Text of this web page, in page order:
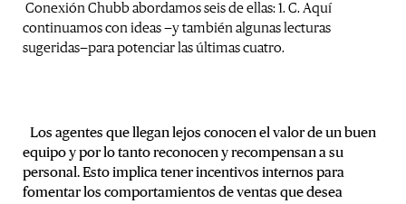
Conexión Chubb abordamos seis de ellas: 1. C. Aquí
continuamos con ideas —y también algunas lecturas
sugeridas—para potenciar las últimas cuatro.
Los agentes que llegan lejos conocen el valor de un buen
equipo y por lo tanto reconocen y recompensan a su
personal. Esto implica tener incentivos internos para
fomentar los comportamientos de ventas que desea